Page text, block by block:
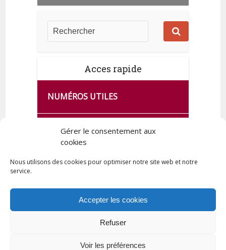
Gérer le consentement aux
cookies
Nous utilisons des cookies pour optimiser notre site web et notre
service.
Accepter les cookies
Refuser
Voir les préférences
Acces rapide
NUMÉROS UTILES
CA SE PASSE À FRANCE SERVICES
DE QUINGEY
Tous droits réservés © 2023 Commune de Quingey / Création -